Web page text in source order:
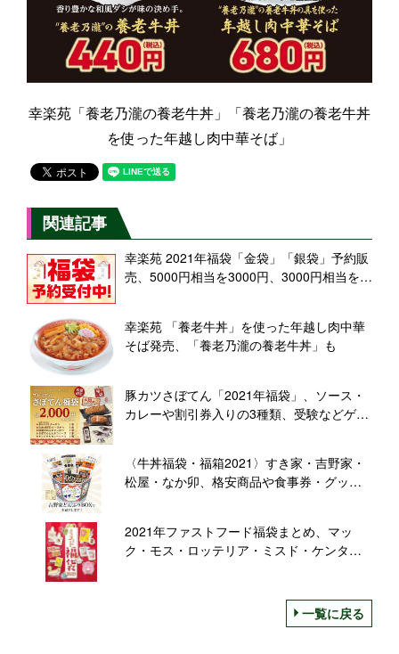
幸楽苑「養老乃瀧の養老牛丼」「養老乃瀧の養老牛丼
を使った年越し肉中華そば」
関連記事
幸楽苑 2021年福袋「金袋」「銀袋」予約販
売、5000円相当を3000円、3000円相当を
幸楽苑 「養老牛丼」を使った年越し肉中華
そば発売、「養老乃瀧の養老牛丼」も
豚カツさぼてん「2021年福袋」、ソース・
カレーや割引券入りの3種類、受験などゲン
〈牛丼福袋・福箱2021〉すき家・吉野家・
松屋・なか卯、格安商品や食事券・グッズ
2021年ファストフード福袋まとめ、マッ
ク・モス・ロッテリア・ミスド・ケンタ勢
一覧に戻る